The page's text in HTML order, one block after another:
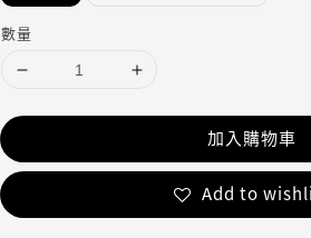
數量
加入購物車
Add to